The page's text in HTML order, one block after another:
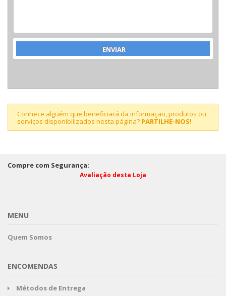
Conhece alguém que beneficiará da informação, produtos ou
serviços disponibilizados nesta página? PARTILHE-NOS!
Compre com Segurança:
Avaliação desta Loja
MENU
Quem Somos
ENCOMENDAS
Métodos de Entrega